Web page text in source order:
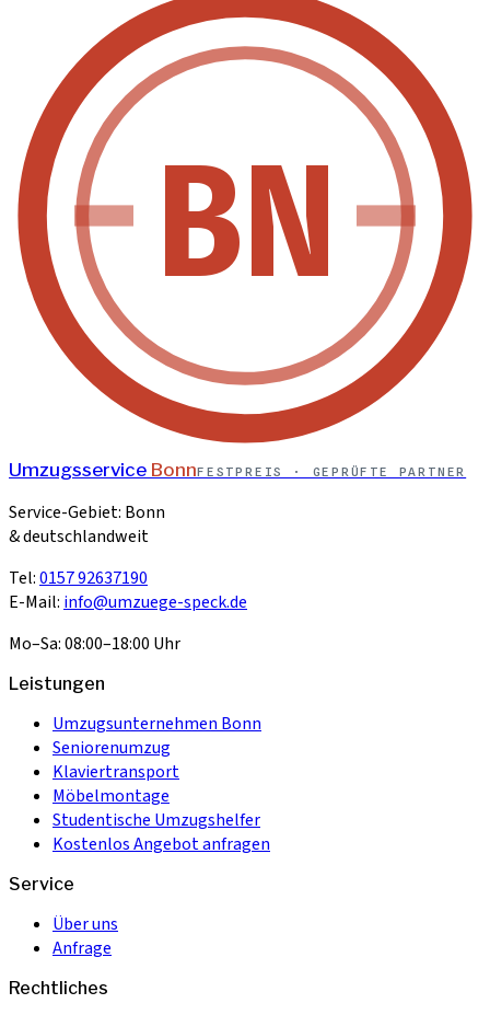
BN
Umzugsservice BonnFESTPREIS · GEPRÜFTE PARTNER
Service-Gebiet: Bonn
& deutschlandweit
Tel:0157 92637190
E-Mail: info@umzuege-speck.de
Mo–Sa: 08:00–18:00 Uhr
Leistungen
Umzugsunternehmen Bonn
Seniorenumzug
Klaviertransport
Möbelmontage
Studentische Umzugshelfer
Kostenlos Angebot anfragen
Service
Über uns
Anfrage
Rechtliches